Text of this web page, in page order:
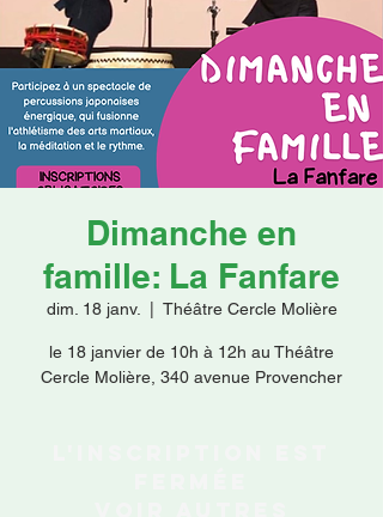
Presse
Faire un don
Dimanche en
famille: La Fanfare
dim. 18 janv. Théâtre Cercle Molière
le 18 janvier de 10h à 12h au Théâtre
Cercle Molière, 340 avenue Provencher